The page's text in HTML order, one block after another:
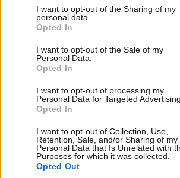
not limited to your visit or usage behaviour.
grant or deny consent to Google and its
use your data for below specified purposes
consent section.
I want to opt-out of the Sharing of my
personal data.
Opted In
I want to opt-out of the Sale of my
Personal Data.
Opted In
I want to opt-out of processing my
Personal Data for Targeted Advertising.
Opted In
I want to opt-out of Collection, Use,
Retention, Sale, and/or Sharing of my
Personal Data that Is Unrelated with
Purposes for which it was collected.
Opted Out
TRENDING